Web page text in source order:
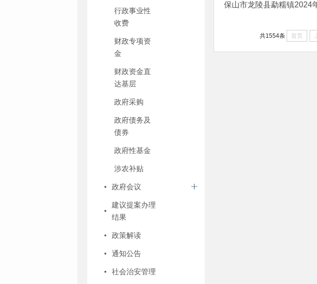
行政事业性
收费
财政专项资
金
财政资金直
达基层
政府采购
政府债务及
债券
政府性基金
涉农补贴
政府会议
建议提案办理
结果
政策解读
通知公告
社会治安管理
保山市龙陵县勐糯镇2024
共1554条 首页